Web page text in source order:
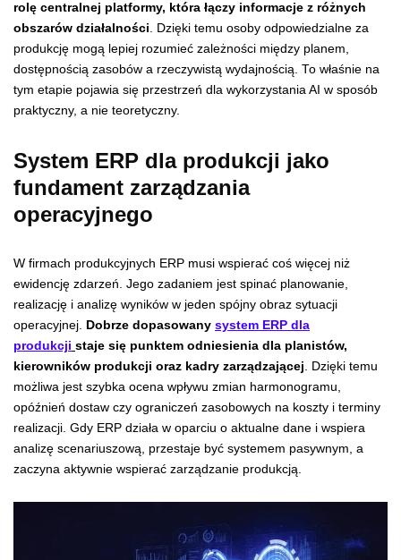
rolę centralnej platformy, która łączy informacje z różnych
obszarów działalności. Dzięki temu osoby odpowiedzialne za
produkcję mogą lepiej rozumieć zależności między planem,
dostępnością zasobów a rzeczywistą wydajnością. To właśnie na
tym etapie pojawia się przestrzeń dla wykorzystania AI w sposób
praktyczny, a nie teoretyczny.
System ERP dla produkcji jako
fundament zarządzania
operacyjnego
W firmach produkcyjnych ERP musi wspierać coś więcej niż
ewidencję zdarzeń. Jego zadaniem jest spinać planowanie,
realizację i analizę wyników w jeden spójny obraz sytuacji
operacyjnej. Dobrze dopasowany system ERP dla
produkcji staje się punktem odniesienia dla planistów,
kierowników produkcji oraz kadry zarządzającej. Dzięki temu
możliwa jest szybka ocena wpływu zmian harmonogramu,
opóźnień dostaw czy ograniczeń zasobowych na koszty i terminy
realizacji. Gdy ERP działa w oparciu o aktualne dane i wspiera
analizę scenariuszową, przestaje być systemem pasywnym, a
zaczyna aktywnie wspierać zarządzanie produkcją.